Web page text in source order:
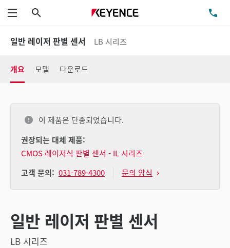
메뉴
일반 레이저 판별 센서 LB 시리즈
개요 모델 다운로드
이 제품은 단종되었습니다.
권장되는 대체 제품:
CMOS 레이저식 판별 센서 - IL 시리즈
고객 문의: 031-789-4300 문의 양식
일반 레이저 판별 센서
LB 시리즈